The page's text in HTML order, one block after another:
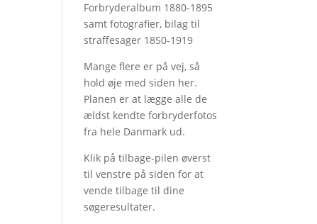
Forbryderalbum 1880-1895
samt fotografier, bilag til
straffesager 1850-1919
Mange flere er på vej, så
hold øje med siden her.
Planen er at lægge alle de
ældst kendte forbryderfotos
fra hele Danmark ud.
Klik på tilbage-pilen øverst
til venstre på siden for at
vende tilbage til dine
søgeresultater.